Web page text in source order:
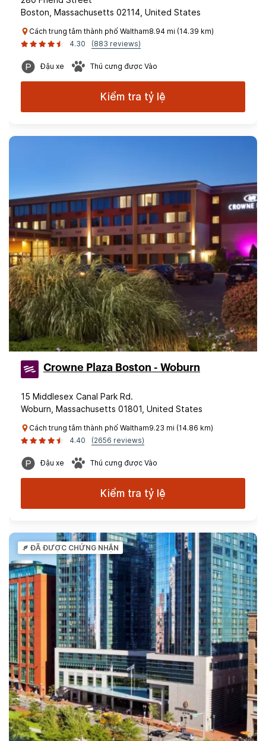
Boston, Massachusetts 02114, United States
Cách trung tâm thành phố Waltham8.94 mi (14.39 km)
4.30
(883 reviews)
Đậu xe Thú cưng được Vào
Kiểm tra tỷ lệ
Crowne Plaza Boston - Woburn
15 Middlesex Canal Park Rd.
Woburn, Massachusetts 01801, United States
Cách trung tâm thành phố Waltham9.23 mi (14.86 km)
4.40
(2656 reviews)
Đậu xe Thú cưng được Vào
Kiểm tra tỷ lệ
ĐÃ ĐƯỢC CHỨNG NHẬN